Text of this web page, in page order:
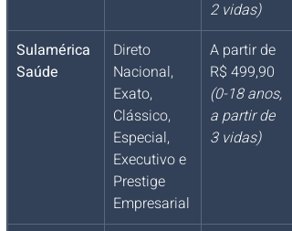
2 vidas)
Sulamérica
Saúde
Direto
Nacional,
Exato,
Clássico,
Especial,
Executivo e
Prestige
Empresarial
A partir de
R$ 499,90
(0-18 anos,
a partir de
3 vidas)